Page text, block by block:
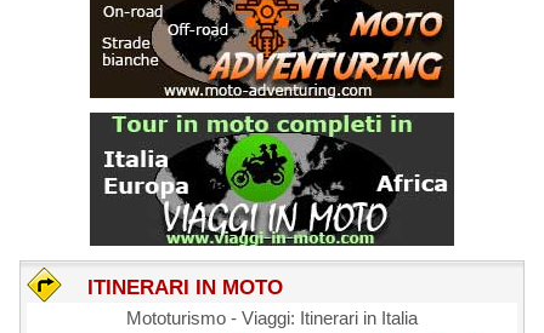
ITINERARI IN MOTO
Mototurismo - Viaggi: Itinerari in Italia